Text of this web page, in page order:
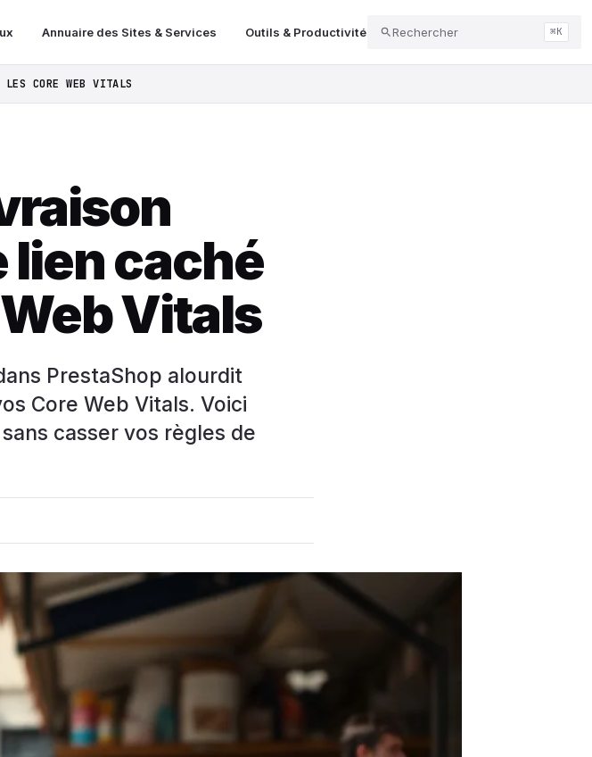
Annuaire des Sites & Services Outils & Productivité Messagerie & Espaces de
Rechercher ⌘K
CORE WEB VITALS
lien caché
Vitals
PrestaShop alourdit
Core Web Vitals. Voici
casser vos règles de